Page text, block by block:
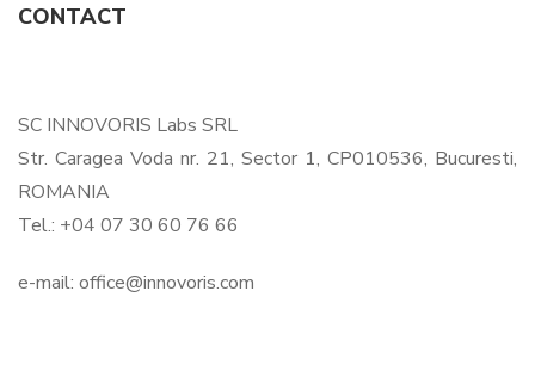
CONTACT
SC INNOVORIS Labs SRL
Str. Caragea Voda nr. 21, Sector 1, CP010536, Bucuresti,
ROMANIA
Tel.: +04 07 30 60 76 66
e-mail: office@innovoris.com